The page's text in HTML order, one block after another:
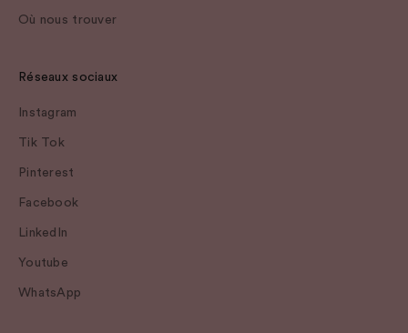
Où nous trouver
Réseaux sociaux
Instagram
Tik Tok
Pinterest
Facebook
LinkedIn
Youtube
WhatsApp